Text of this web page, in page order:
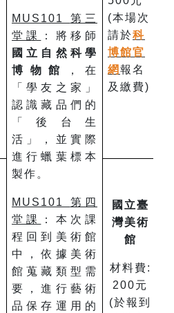
MUS101 第三
堂課
：將移師
國立自然科學
博物館
，在
「學友之家」
認識藏品們的
「後台生
活」，並實際
進行蠟葉標本
製作。
MUS101 第四
堂課
：本次課
程回到美術館
中，依據美術
館蒐藏類型需
要，進行藝術
品保存運用的
(本場次
請於科
博館官
網 報名
及繳費)
國立臺
灣美術
館
材料費:
200元
(於報到